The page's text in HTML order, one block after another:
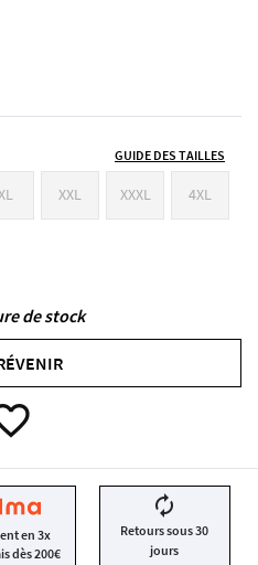
GUIDE DES TAILLES
XXL XXXL 4XL
de stock
en 3x
dès 200€
autorenew
Retours sous 30
jours